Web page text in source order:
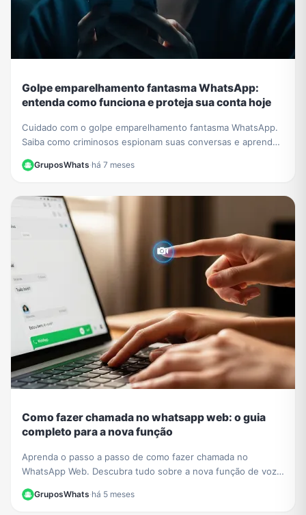
Golpe emparelhamento fantasma WhatsApp:
entenda como funciona e proteja sua conta hoje
Cuidado com o golpe emparelhamento fantasma WhatsApp.
Saiba como criminosos espionam suas conversas e aprenda
GruposWhats·há 7 meses
Como fazer chamada no whatsapp web: o guia
completo para a nova função
Aprenda o passo a passo de como fazer chamada no
WhatsApp Web. Descubra tudo sobre a nova função de voz
GruposWhats·há 5 meses